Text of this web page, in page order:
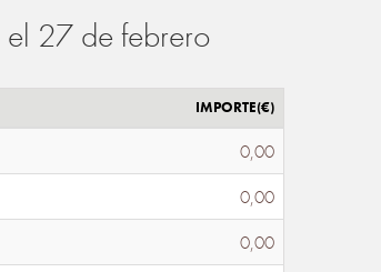
27 de febrero
IMPORTE(€)
0,00
0,00
0,00